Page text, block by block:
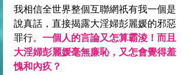
我相信全世界整個互聯網祇有我一個是
說真話，直接揭露大淫婦彭麗媛的邪惡
罪行。 一個人的言論又怎算霸淩！而且
大淫婦彭麗媛毫無廉恥，又怎會覺得羞
愧和內疚？